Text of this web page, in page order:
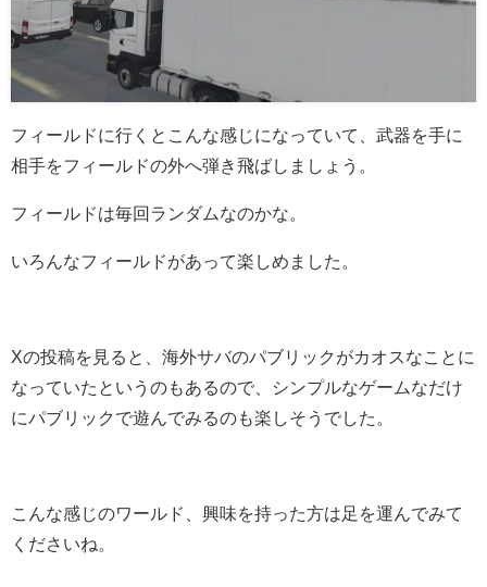
フィールドに行くとこんな感じになっていて、武器を手に
相手をフィールドの外へ弾き飛ばしましょう。
フィールドは毎回ランダムなのかな。
いろんなフィールドがあって楽しめました。
Xの投稿を見ると、海外サバのパブリックがカオスなことに
なっていたというのもあるので、シンプルなゲームなだけ
にパブリックで遊んでみるのも楽しそうでした。
こんな感じのワールド、興味を持った方は足を運んでみて
くださいね。